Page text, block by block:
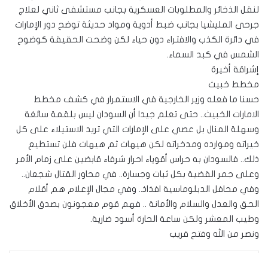
لنقل الذخائر والمطلوبات العسكرية بجانب مستشفى ثاني لعلاج
جرحى المليشيا بجانب ضبط أدوية ومواد حديثة توضح دور الإمارات
في دائرة الكذب والافتراء دون حياء لكن وضحت الحقيقة كوضوح
الشمس في كبد السماء.
إشراقة أخيرة
مخطط خبيث
حسنا ما فعله وزير الخارجية في الاستمرار في كشف مخطط
الامارات الخبيث.. حتى تعلم جيدا أن السودان ليس بلقمة سائغة
وسهلة المنال بل عصي على الإمارات التي تريد الاستيلاء على كل
خيراته وموارده ومدخراته لكن هيهات ثم هيهات فلن تستطيع
ذلك.. فالسودان به حراس أقوياء احرار شرفاء قابضين على زمام الأمر
وعلى جمر القضية بكل ثبات وجسارة.. في محاور القتال شجعان..
وفي محافل الدبلوماسية افذاذ.. وفي مجال الإعلام هم أقلام
الحق والعدل والسلام والأمانة .. فهم قوم معجونون بصدق الأخلاق
وطيب المعشر ولكن ساعة الحارة أسود ضارية.
ونصر من الله وفتح قريب